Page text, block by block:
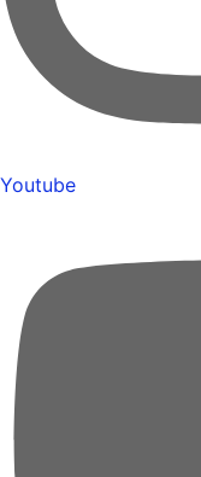
Youtube